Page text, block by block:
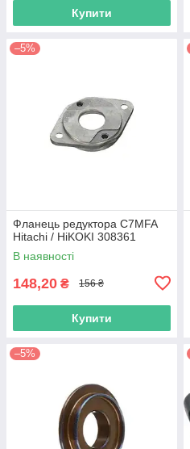
Купити
–5%
Фланець редуктора C7MFA
Hitachi / HiKOKI 308361
В наявності
148,20 ₴ 156 ₴
Купити
–5%